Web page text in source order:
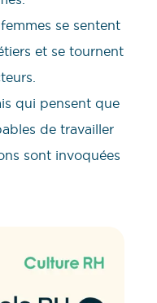
se sentent
et se tournent
qui pensent que
de travailler
sont invoquées